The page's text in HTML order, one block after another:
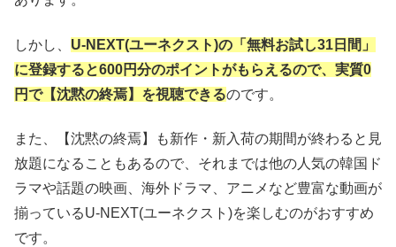
しかし、 U-NEXT(ユーネクスト)の「無料お試し31日間」
に登録すると600円分のポイントがもらえるので、実質0
円で【沈黙の終焉】を視聴できるのです。
また、【沈黙の終焉】も新作・新入荷の期間が終わると見
放題になることもあるので、それまでは他の人気の韓国ド
ラマや話題の映画、海外ドラマ、アニメなど豊富な動画が
揃っているU-NEXT(ユーネクスト)を楽しむのがおすすめ
です。